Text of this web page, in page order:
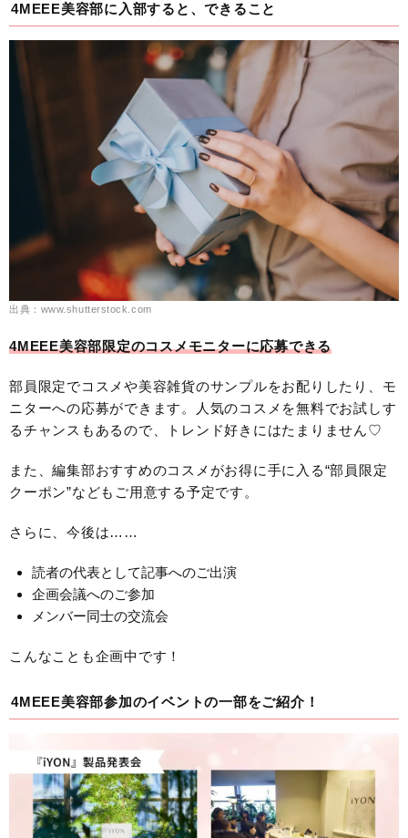
4MEEE美容部に入部すると、できること
出典：www.shutterstock.com
4MEEE美容部限定のコスメモニターに応募できる
部員限定でコスメや美容雑貨のサンプルをお配りしたり、モ
ニターへの応募ができます。人気のコスメを無料でお試しす
るチャンスもあるので、トレンド好きにはたまりません♡
また、編集部おすすめのコスメがお得に手に入る“部員限定
クーポン”などもご用意する予定です。
さらに、今後は……
読者の代表として記事へのご出演
企画会議へのご参加
メンバー同士の交流会
こんなことも企画中です！
4MEEE美容部参加のイベントの一部をご紹介！